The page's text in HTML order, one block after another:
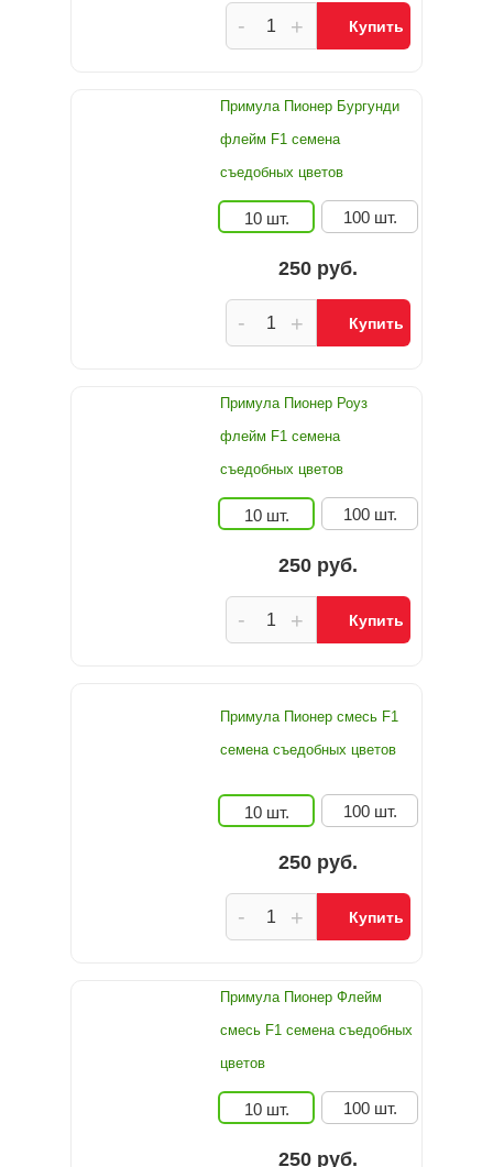
+
- Купить
Примула Пионер Бургунди
флейм F1 семена
съедобных цветов
10 шт. 100 шт.
250 руб.
+
- Купить
Примула Пионер Роуз
флейм F1 семена
съедобных цветов
10 шт. 100 шт.
250 руб.
+
- Купить
Примула Пионер смесь F1
семена съедобных цветов
10 шт. 100 шт.
250 руб.
+
- Купить
Примула Пионер Флейм
смесь F1 семена съедобных
цветов
10 шт. 100 шт.
250 руб.